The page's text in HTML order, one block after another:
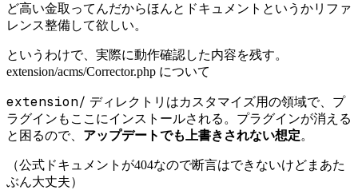
ど高い金取ってんだからほんとドキュメントというかリファ
レンス整備して欲しい。
というわけで、実際に動作確認した内容を残す。
extension/acms/Corrector.php について
extension/ ディレクトリはカスタマイズ用の領域で、プ
ラグインもここにインストールされる。プラグインが消える
と困るので、 アップデートでも上書きされない想定。
（公式ドキュメントが404なので断言はできないけどまあた
ぶん大丈夫）